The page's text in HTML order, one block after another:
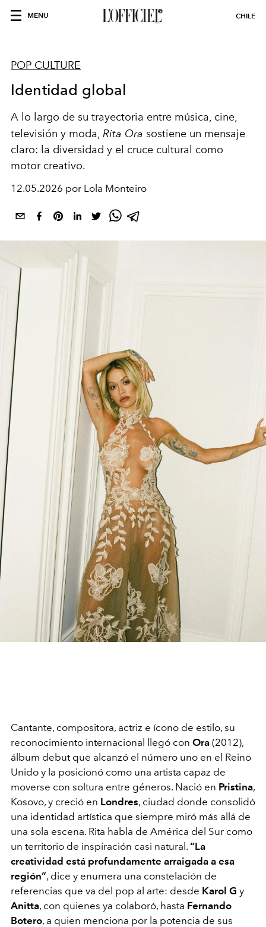
MENU CHILE
POP CULTURE
Identidad global
A lo largo de su trayectoria entre música, cine,
televisión y moda, Rita Ora sostiene un mensaje
claro: la diversidad y el cruce cultural como
motor creativo.
12.05.2026 por Lola Monteiro
Cantante, compositora, actriz e ícono de estilo, su
reconocimiento internacional llegó con Ora (2012),
álbum debut que alcanzó el número uno en el Reino
Unido y la posicionó como una artista capaz de
moverse con soltura entre géneros. Nació en Pristina,
Kosovo, y creció en Londres, ciudad donde consolidó
una identidad artística que siempre miró más allá de
una sola escena. Rita habla de América del Sur como
un territorio de inspiración casi natural. “La
creatividad está profundamente arraigada a esa
región”, dice y enumera una constelación de
referencias que va del pop al arte: desde Karol G y
Anitta, con quienes ya colaboró, hasta Fernando
Botero, a quien menciona por la potencia de sus